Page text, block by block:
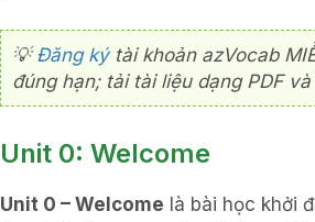
💡Đăng kýtài khoản azVocab
đúng hạn; tải tài liệu dạng PDF
Unit 0: Welcome
Unit 0 – Welcome là bài học khởi